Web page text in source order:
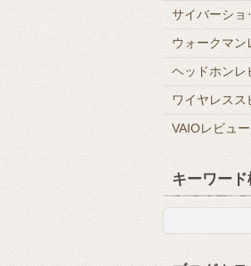
サイバーショ
ウォークマン
ヘッドホンレ
ワイヤレスス
VAIOレビュー
キーワード